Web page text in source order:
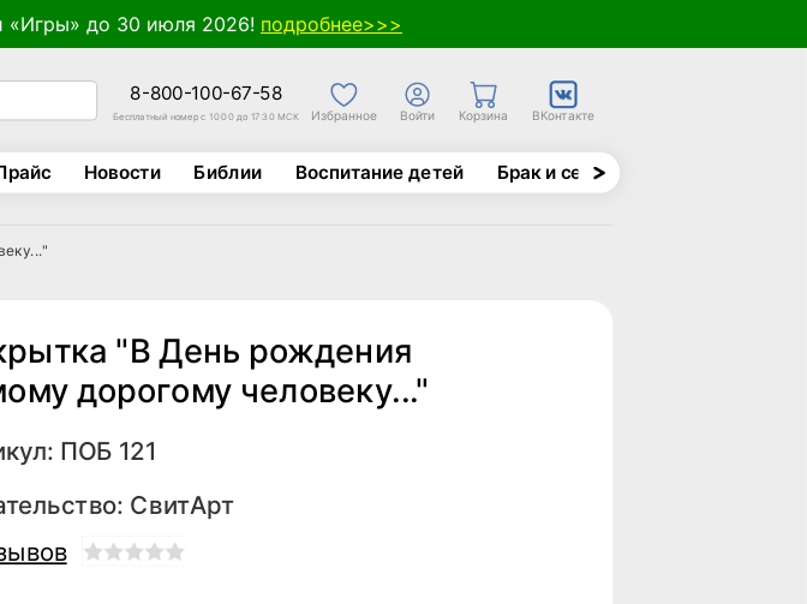
«Игры» до 30 июля 2026! подробнее>>>
8-800-100-67-58
Бесплатный номер с 10:00 до 17:30 МСК Избранное Войти Корзина ВКонтакте
Новости Библии Воспитание детей Брак и семья
"В День рождения
дорогому человеку..."
ПОБ 121
СвитАрт